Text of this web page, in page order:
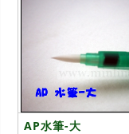
AP水筆-大